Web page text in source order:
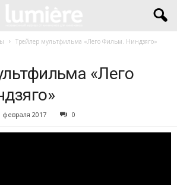
Трейлер мультфильма «Лего Фильм. Ниндзяго»
«Лего
февраля 2017 0